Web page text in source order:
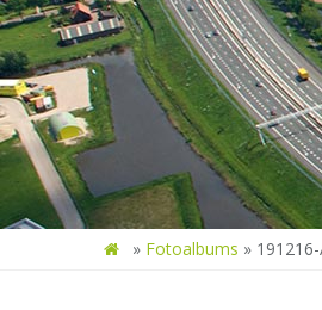
» Fotoalbums »